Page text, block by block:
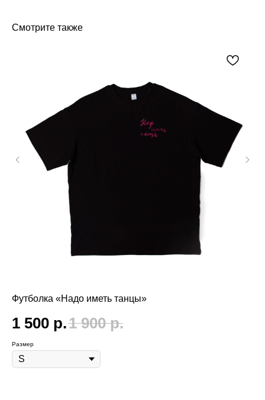
Смотрите также
Футболка «Надо иметь танцы»
1 500 р.1 900 р.
Размер